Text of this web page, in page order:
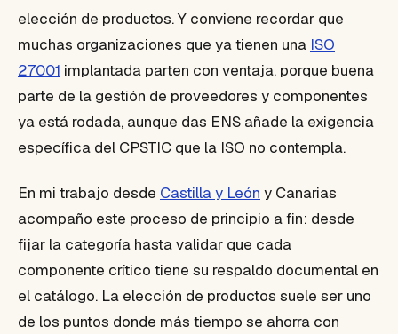
elección de productos. Y conviene recordar que
muchas organizaciones que ya tienen una ISO
27001 implantada parten con ventaja, porque buena
parte de la gestión de proveedores y componentes
ya está rodada, aunque das ENS añade la exigencia
específica del CPSTIC que la ISO no contempla.
En mi trabajo desde Castilla y León y Canarias
acompaño este proceso de principio a fin: desde
fijar la categoría hasta validar que cada
componente crítico tiene su respaldo documental en
el catálogo. La elección de productos suele ser uno
de los puntos donde más tiempo se ahorra con